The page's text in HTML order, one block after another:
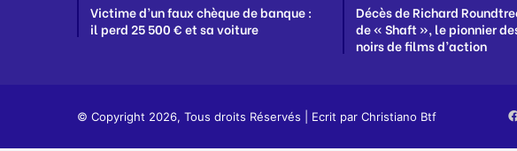
Victime d’un faux chèque de banque :
il perd 25 500 € et sa voiture
Décès de Richard
de « Shaft », le pionnier
noirs de films d’action
© Copyright 2026, Tous droits Réservés | Ecrit par Christiano Btf